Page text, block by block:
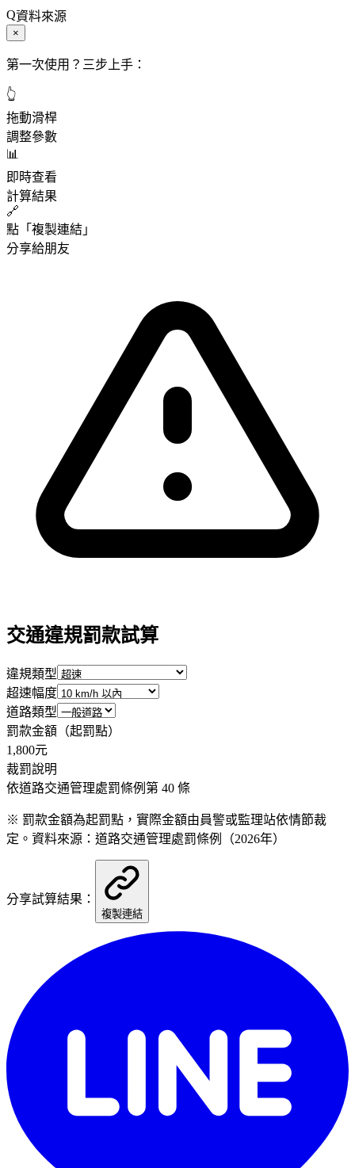
資料來源
×
第一次使用？三步上手：
👆
拖動滑桿
調整參數
📊
即時查看
計算結果
🔗
點「複製連結」
分享給朋友
交通違規罰款試算
違規類型
超速幅度
道路類型
罰款金額（起罰點）
1,800元
裁罰說明
依道路交通管理處罰條例第 40 條
※ 罰款金額為起罰點，實際金額由員警或監理站依情節裁
定。資料來源：道路交通管理處罰條例（2026年）
分享試算結果：
複製連結